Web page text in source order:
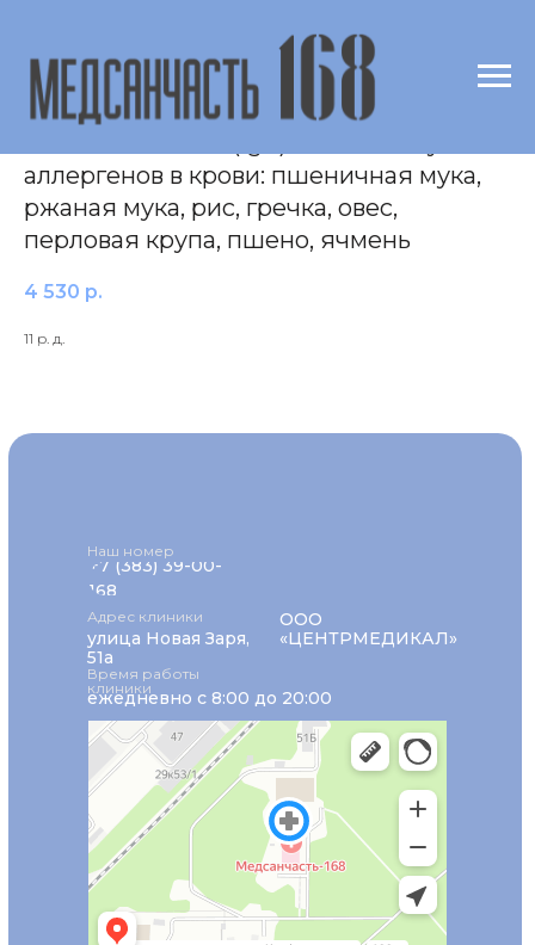
Исследование уровня специфических
аллергенов в крови: пшеничная мука,
ржаная мука, рис, гречка, овес,
перловая крупа, пшено, ячмень
4 530 р.
11 р. д.
+7 (383) 39-00-
168
Наш номер
ежедневно с 8:00 до 20:00
Время работы
клиники
Адрес клиники
улица Новая Заря,
51а
ООО
«ЦЕНТРМЕДИКАЛ»